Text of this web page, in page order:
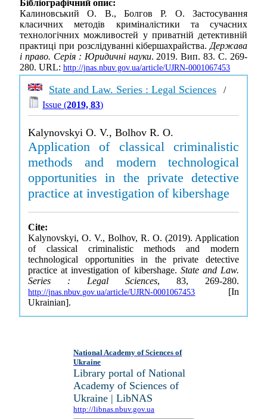
Бібліографічний опис:
Калиновський О. В., Болгов Р. О. Застосування
класичних методів криміналістики та сучасних
технологічних можливостей у приватній детективній
практиці при розслідуванні кібершахрайства.Держава
і право. Серія : Юридичні науки. 2019. Вип. 83. С. 269-
280. URL: http://jnas.nbuv.gov.ua/article/UJRN-0001067453
State and Law. Series : Legal Sciences /
Issue (2019, 83)
Kalynovskyi O. V., Bolhov R. O.
Application of classical criminalistic
methods and modern technological
opportunities in the private detective
practice at investigation of kibershage
Cite:
Kalynovskyi, O. V., Bolhov, R. O. (2019). Application
of classical criminalistic methods and modern
technological opportunities in the private detective
practice at investigation of kibershage. State and Law.
Series : Legal Sciences, 83, 269-280.
http://jnas.nbuv.gov.ua/article/UJRN-0001067453 [In
Ukrainian].
National Academy of Sciences of
Ukraine
Library portal of National
Academy of Sciences of
Ukraine | LibNAS
http://libnas.nbuv.gov.ua